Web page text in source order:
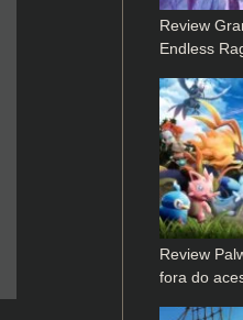
Review
Endless
Review
fora do